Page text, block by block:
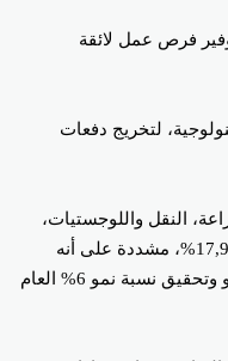
فرص عمل لائقة
لتخريج دفعات
النقل واللوجستيات،
قناة السويس، ولفتت السعيد إلى نمو قطاع الصناعة، حيث وصلت قيمة الناتج المحلي من قطاع الصناعة التحويلية بالأسعار الجارية في نهاية عام 2018/2019 إلى 846 مليار جنيه بنسبة زيادة 17,9%، مشددة على أنه
سيتم العمل على الدفع بقطاع الصناعة بمكوناته المختلفة خلال الفترة القادمة، خاصة وأنه يحتاج إلى بنية أساسية، وبنية تشريعية، واجراءات، مؤكدة أن الدولة المصرية تستهدف استدامة النمو وتحقيق نسبة نمو 6% العام